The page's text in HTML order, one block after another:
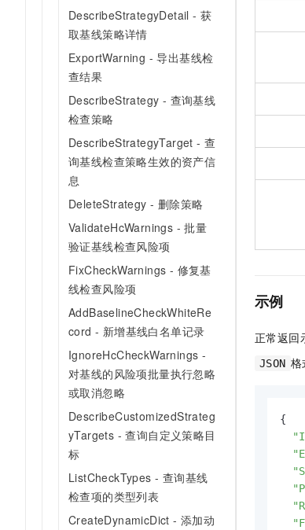
DescribeStrategyDetail - 获
取基线策略详情
ExportWarning - 导出基线检
查结果
DescribeStrategy - 查询基线
检查策略
DescribeStrategyTarget - 查
询基线检查策略生效的资产信
息
DeleteStrategy - 删除策略
ValidateHcWarnings - 批量
验证基线检查风险项
FixCheckWarnings - 修复基
线检查风险项
AddBaselineCheckWhiteRe
cord - 新增基线白名单记录
IgnoreHcCheckWarnings -
对基线的风险项批量执行忽略
或取消忽略
DescribeCustomizedStrateg
yTargets - 查询自定义策略目
标
ListCheckTypes - 查询基线
检查项的类型列表
CreateDynamicDict - 添加动
示例
正常返回
JSON 格
{